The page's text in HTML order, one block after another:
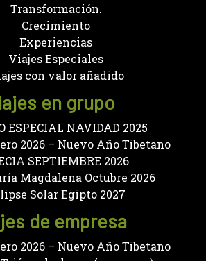
Transformación.
Crecimiento
Experiencias
Viajes Especiales
con valor añadido
en grupo
ESPECIAL NAVIDAD 2025
2026 – Nuevo Año Tibetano
SEPTIEMBRE 2026
Magdalena Octubre 2026
Solar Egipto 2027
de empresa
2026 – Nuevo Año Tibetano